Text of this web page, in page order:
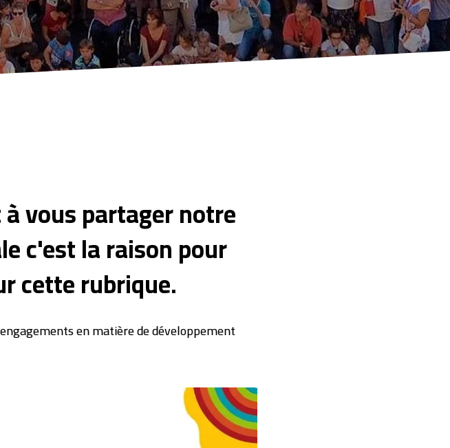
vous partager notre
c'est la raison pour
cette rubrique.
en matière de développement